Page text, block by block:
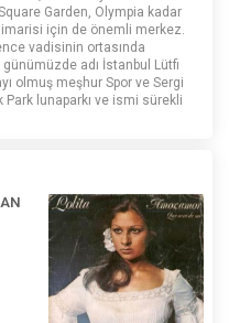
Garden, Olympia kadar
için de önemli merkez.
vadisinin ortasında
adı İstanbul Lütfi
olmuş meşhur Spor ve Sergi
Park lunaparkı ve ismi sürekli